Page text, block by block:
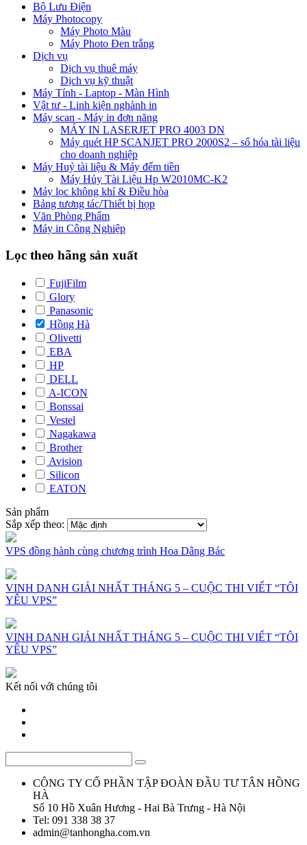
Bộ Lưu Điện
Máy Photocopy
Máy Photo Màu
Máy Photo Đen trắng
Dịch vụ
Dịch vụ thuê máy
Dịch vụ kỹ thuật
Máy Tính - Laptop - Màn Hình
Vật tư - Linh kiện nghành in
Máy scan - Máy in đơn năng
MÁY IN LASERJET PRO 4003 DN
Máy quét HP SCANJET PRO 2000S2 – số hóa tài liệu
cho doanh nghiệp
Máy Huỷ tài liệu & Máy đếm tiền
Máy Hủy Tài Liệu Hp W2010MC-K2
Máy lọc không khí & Điều hòa
Bảng tương tác/Thiết bị họp
Văn Phòng Phẩm
Máy in Công Nghiệp
Lọc theo hãng sản xuất
FujiFilm
Glory
Panasonic
Hồng Hà
Olivetti
EBA
HP
DELL
A-ICON
Bonssai
Vestel
Nagakawa
Brother
Avision
Silicon
EATON
Sản phẩm
Sắp xếp theo:
VPS đồng hành cùng chương trình Hoa Dâng Bác
VINH DANH GIẢI NHẤT THÁNG 5 – CUỘC THI VIẾT “TÔI
YÊU VPS”
VINH DANH GIẢI NHẤT THÁNG 5 – CUỘC THI VIẾT “TÔI
YÊU VPS”
Kết nối với chúng tôi
CÔNG TY CỔ PHẦN TẬP ĐOÀN ĐẦU TƯ TÂN HỒNG
HÀ
Số 10 Hồ Xuân Hương - Hai Bà Trưng - Hà Nội
Tel: 091 338 38 37
admin@tanhongha.com.vn